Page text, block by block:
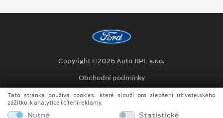
Copyright ©2026 Auto JIPE s.r.o.
Obchodní podmínky
Ochrana osobních údajů
Prohlášení o zpracování údajů konečných zákazníků
Tato stránka používá cookies, které slouží pro zlepšení uživatelského
zážitku, k analytice i cílení reklamy.
Nutné Statistické